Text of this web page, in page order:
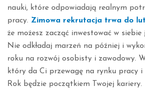
nauki, które odpowiadają realnym
pracy. Zimowa rekrutacja trwa do
że możesz zacząć inwestować w siebie
Nie odkładaj marzeń na później i
roku na rozwój osobisty i zawodowy.
który da Ci przewagę na rynku pracy i
Rok będzie początkiem Twojej kariery.